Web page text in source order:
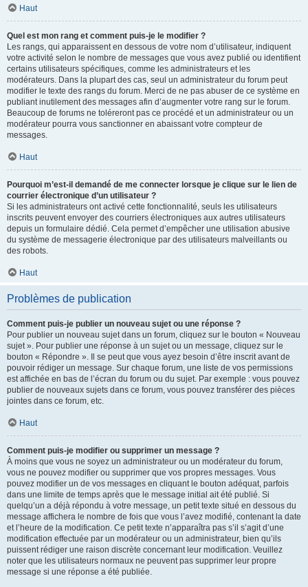
Haut
Quel est mon rang et comment puis-je le modifier ?
Les rangs, qui apparaissent en dessous de votre nom d’utilisateur, indiquent
votre activité selon le nombre de messages que vous avez publié ou identifient
certains utilisateurs spécifiques, comme les administrateurs et les
modérateurs. Dans la plupart des cas, seul un administrateur du forum peut
modifier le texte des rangs du forum. Merci de ne pas abuser de ce système en
publiant inutilement des messages afin d’augmenter votre rang sur le forum.
Beaucoup de forums ne toléreront pas ce procédé et un administrateur ou un
modérateur pourra vous sanctionner en abaissant votre compteur de
messages.
Haut
Pourquoi m’est-il demandé de me connecter lorsque je clique sur le lien de
courrier électronique d’un utilisateur ?
Si les administrateurs ont activé cette fonctionnalité, seuls les utilisateurs
inscrits peuvent envoyer des courriers électroniques aux autres utilisateurs
depuis un formulaire dédié. Cela permet d’empêcher une utilisation abusive
du système de messagerie électronique par des utilisateurs malveillants ou
des robots.
Haut
Problèmes de publication
Comment puis-je publier un nouveau sujet ou une réponse ?
Pour publier un nouveau sujet dans un forum, cliquez sur le bouton « Nouveau
sujet ». Pour publier une réponse à un sujet ou un message, cliquez sur le
bouton « Répondre ». Il se peut que vous ayez besoin d’être inscrit avant de
pouvoir rédiger un message. Sur chaque forum, une liste de vos permissions
est affichée en bas de l’écran du forum ou du sujet. Par exemple : vous pouvez
publier de nouveaux sujets dans ce forum, vous pouvez transférer des pièces
jointes dans ce forum, etc.
Haut
Comment puis-je modifier ou supprimer un message ?
À moins que vous ne soyez un administrateur ou un modérateur du forum,
vous ne pouvez modifier ou supprimer que vos propres messages. Vous
pouvez modifier un de vos messages en cliquant le bouton adéquat, parfois
dans une limite de temps après que le message initial ait été publié. Si
quelqu’un a déjà répondu à votre message, un petit texte situé en dessous du
message affichera le nombre de fois que vous l’avez modifié, contenant la date
et l’heure de la modification. Ce petit texte n’apparaîtra pas s’il s’agit d’une
modification effectuée par un modérateur ou un administrateur, bien qu’ils
puissent rédiger une raison discrète concernant leur modification. Veuillez
noter que les utilisateurs normaux ne peuvent pas supprimer leur propre
message si une réponse a été publiée.